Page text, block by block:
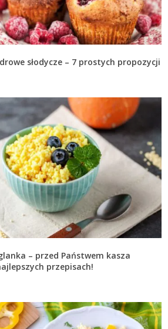
słodycze – 7 prostych propozycji
– przed Państwem kasza
przepisach!